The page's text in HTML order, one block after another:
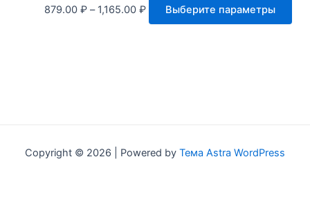
879.00 ₽– 1,165.00 ₽ Выберите параметры
Copyright © 2026 | Powered by Тема Astra WordPress